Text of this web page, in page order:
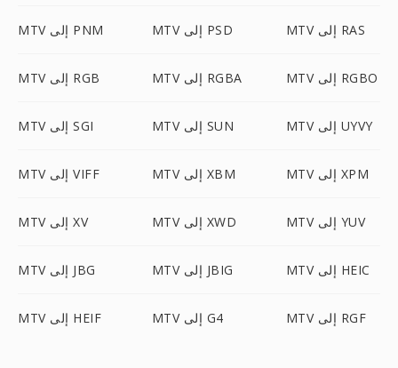
MTV إلى PNM MTV إلى PSD MTV إلى RAS
MTV إلى RGB MTV إلى RGBA MTV إلى RGBO
MTV إلى SGI MTV إلى SUN MTV إلى UYVY
MTV إلى VIFF MTV إلى XBM MTV إلى XPM
MTV إلى XV MTV إلى XWD MTV إلى YUV
MTV إلى JBG MTV إلى JBIG MTV إلى HEIC
MTV إلى HEIF MTV إلى G4 MTV إلى RGF